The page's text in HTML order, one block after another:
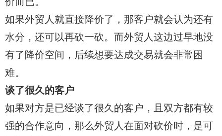
如果外贸人就直接降价了，那客户就会认为还有
水分，还可以再砍一砍。而外贸人这边过早地没
有了降价空间，后续想要达成交易就会非常困
难。
谈了很久的客户
如果对方是已经谈了很久的客户，且双方都有较
强的合作意向，那么外贸人在面对砍价时，是可